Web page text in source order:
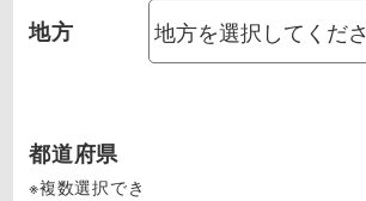
地方
都道府県
※複数選択でき